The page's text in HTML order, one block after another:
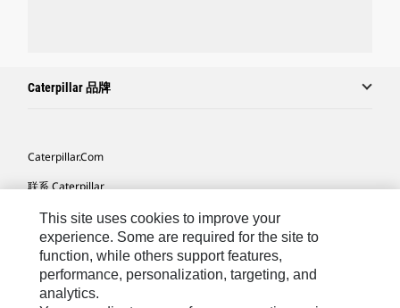
Caterpillar 品牌
Caterpillar.com
联系 Caterpillar
我的营销首选项
站点地图
Cookie Settings
法律
This site uses cookies to improve your
experience. Some are required for the site to
function, while others support features,
performance, personalization, targeting, and
analytics.